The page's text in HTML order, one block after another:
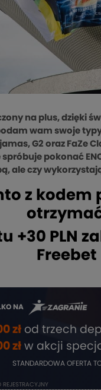
na plus, dzięki
wam swoje
G2 oraz FaZe
pokonać
ale czy
z
+30 PLN
Freebet
NA
zł od trzech
zł w akcji
STANDARDOWA OFERTA
REJESTRACYJNY